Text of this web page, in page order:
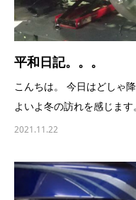
平和日記。。。
こんちは。 今日はどしゃ
よいよ冬の訪れを感じま
2021.11.22